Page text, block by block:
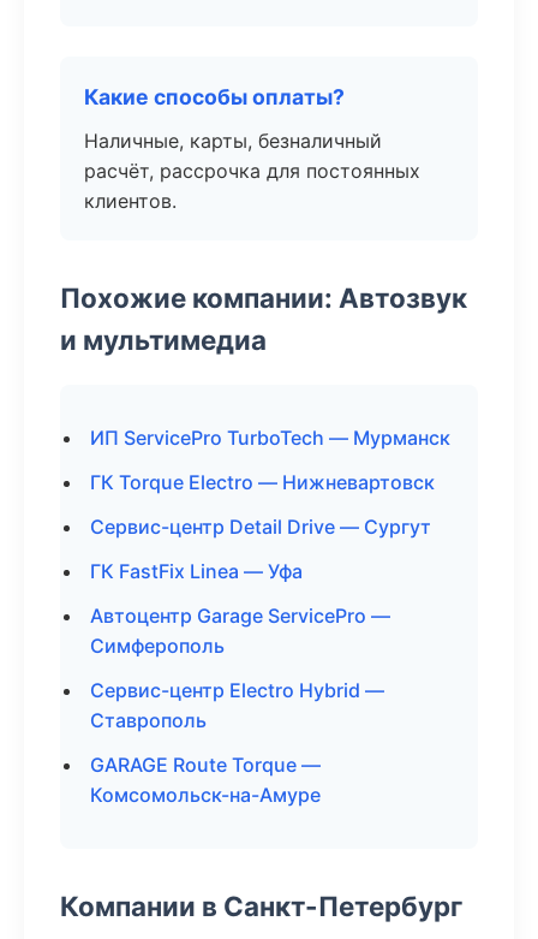
Какие способы оплаты?
Наличные, карты, безналичный
расчёт, рассрочка для постоянных
клиентов.
Похожие компании: Автозвук
и мультимедиа
ИП ServicePro TurboTech — Мурманск
ГК Torque Electro — Нижневартовск
Сервис-центр Detail Drive — Сургут
ГК FastFix Linea — Уфа
Автоцентр Garage ServicePro —
Симферополь
Сервис-центр Electro Hybrid —
Ставрополь
GARAGE Route Torque —
Комсомольск-на-Амуре
Компании в Санкт-Петербург